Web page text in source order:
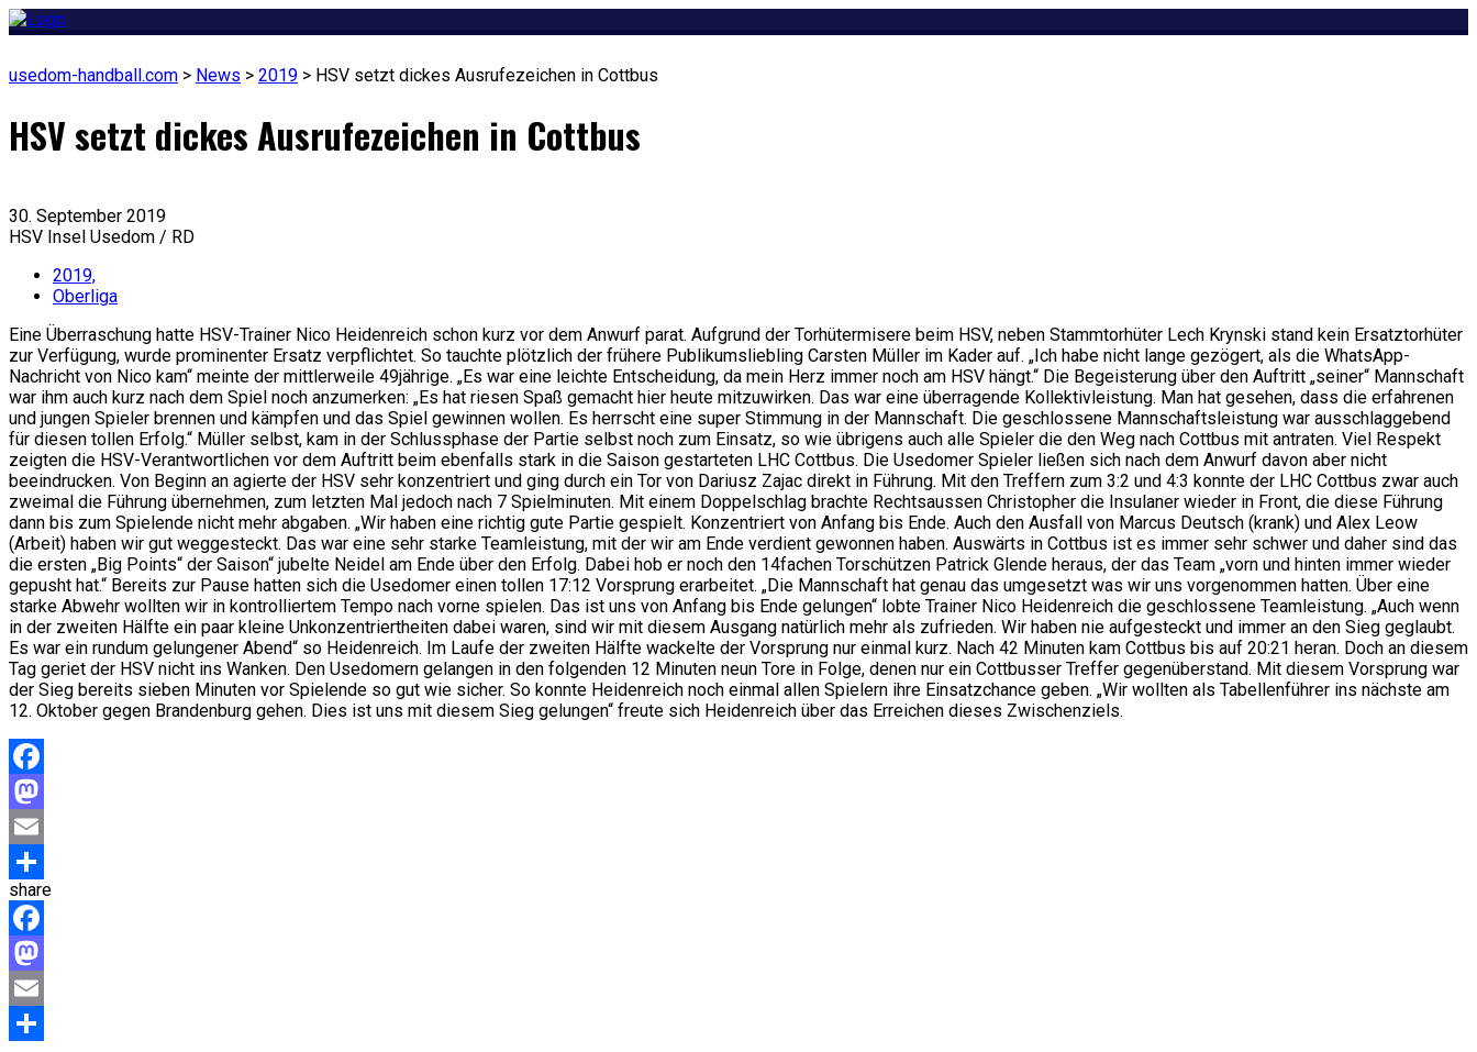
usedom-handball.com > News > 2019 > HSV setzt dickes Ausrufezeichen in Cottbus
HSV setzt dickes Ausrufezeichen in Cottbus
30. September 2019
HSV Insel Usedom / RD
2019,
Oberliga
Eine Überraschung hatte HSV-Trainer Nico Heidenreich schon kurz vor dem Anwurf parat. Aufgrund der Torhütermisere beim HSV, neben Stammtorhüter Lech Krynski stand kein Ersatztorhüter
zur Verfügung, wurde prominenter Ersatz verpflichtet. So tauchte plötzlich der frühere Publikumsliebling Carsten Müller im Kader auf. „Ich habe nicht lange gezögert, als die WhatsApp-
Nachricht von Nico kam“ meinte der mittlerweile 49jährige. „Es war eine leichte Entscheidung, da mein Herz immer noch am HSV hängt.“ Die Begeisterung über den Auftritt „seiner“ Mannschaft
war ihm auch kurz nach dem Spiel noch anzumerken: „Es hat riesen Spaß gemacht hier heute mitzuwirken. Das war eine überragende Kollektivleistung. Man hat gesehen, dass die erfahrenen
und jungen Spieler brennen und kämpfen und das Spiel gewinnen wollen. Es herrscht eine super Stimmung in der Mannschaft. Die geschlossene Mannschaftsleistung war ausschlaggebend
für diesen tollen Erfolg.“ Müller selbst, kam in der Schlussphase der Partie selbst noch zum Einsatz, so wie übrigens auch alle Spieler die den Weg nach Cottbus mit antraten. Viel Respekt
zeigten die HSV-Verantwortlichen vor dem Auftritt beim ebenfalls stark in die Saison gestarteten LHC Cottbus. Die Usedomer Spieler ließen sich nach dem Anwurf davon aber nicht
beeindrucken. Von Beginn an agierte der HSV sehr konzentriert und ging durch ein Tor von Dariusz Zajac direkt in Führung. Mit den Treffern zum 3:2 und 4:3 konnte der LHC Cottbus zwar auch
zweimal die Führung übernehmen, zum letzten Mal jedoch nach 7 Spielminuten. Mit einem Doppelschlag brachte Rechtsaussen Christopher die Insulaner wieder in Front, die diese Führung
dann bis zum Spielende nicht mehr abgaben. „Wir haben eine richtig gute Partie gespielt. Konzentriert von Anfang bis Ende. Auch den Ausfall von Marcus Deutsch (krank) und Alex Leow
(Arbeit) haben wir gut weggesteckt. Das war eine sehr starke Teamleistung, mit der wir am Ende verdient gewonnen haben. Auswärts in Cottbus ist es immer sehr schwer und daher sind das
die ersten „Big Points“ der Saison“ jubelte Neidel am Ende über den Erfolg. Dabei hob er noch den 14fachen Torschützen Patrick Glende heraus, der das Team „vorn und hinten immer wieder
gepusht hat.“ Bereits zur Pause hatten sich die Usedomer einen tollen 17:12 Vorsprung erarbeitet. „Die Mannschaft hat genau das umgesetzt was wir uns vorgenommen hatten. Über eine
starke Abwehr wollten wir in kontrolliertem Tempo nach vorne spielen. Das ist uns von Anfang bis Ende gelungen“ lobte Trainer Nico Heidenreich die geschlossene Teamleistung. „Auch wenn
in der zweiten Hälfte ein paar kleine Unkonzentriertheiten dabei waren, sind wir mit diesem Ausgang natürlich mehr als zufrieden. Wir haben nie aufgesteckt und immer an den Sieg geglaubt.
Es war ein rundum gelungener Abend“ so Heidenreich. Im Laufe der zweiten Hälfte wackelte der Vorsprung nur einmal kurz. Nach 42 Minuten kam Cottbus bis auf 20:21 heran. Doch an diesem
Tag geriet der HSV nicht ins Wanken. Den Usedomern gelangen in den folgenden 12 Minuten neun Tore in Folge, denen nur ein Cottbusser Treffer gegenüberstand. Mit diesem Vorsprung war
der Sieg bereits sieben Minuten vor Spielende so gut wie sicher. So konnte Heidenreich noch einmal allen Spielern ihre Einsatzchance geben. „Wir wollten als Tabellenführer ins nächste am
12. Oktober gegen Brandenburg gehen. Dies ist uns mit diesem Sieg gelungen“ freute sich Heidenreich über das Erreichen dieses Zwischenziels.
Facebook
Mastodon
Email
Teilen
share
Facebook
Mastodon
Email